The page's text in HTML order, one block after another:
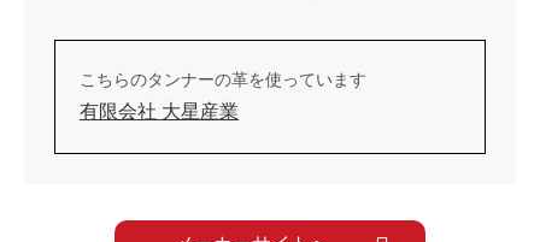
こちらのタンナーの革を使っています
有限会社 大星産業